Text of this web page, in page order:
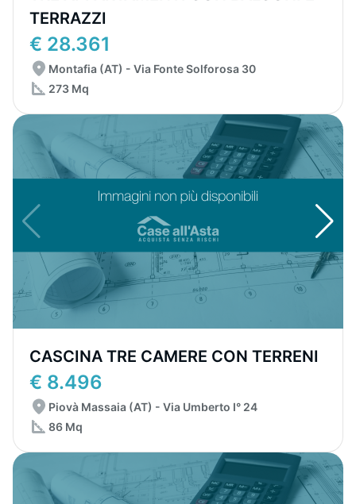
TERRAZZI
€ 28.361
Montafia (AT) - Via Fonte Solforosa 30
273 Mq
CASCINA TRE CAMERE CON TERRENI
€ 8.496
Piovà Massaia (AT) - Via Umberto I° 24
86 Mq